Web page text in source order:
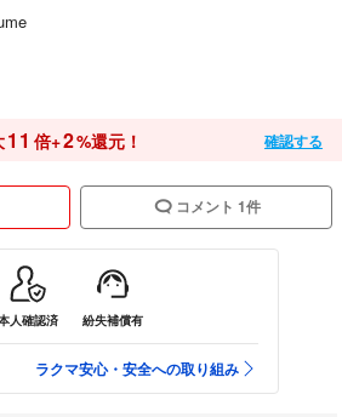
11 倍+2%還元！ 確認する
コメント 1件
人確認済 紛失補償有
ラクマ安心・安全への取り組み